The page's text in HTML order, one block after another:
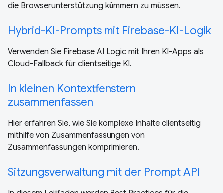
die Browserunterstützung kümmern zu müssen.
Hybrid-KI-Prompts mit Firebase-KI-Logik
Verwenden Sie Firebase AI Logic mit Ihren KI-Apps als
Cloud-Fallback für clientseitige KI.
In kleinen Kontextfenstern
zusammenfassen
Hier erfahren Sie, wie Sie komplexe Inhalte clientseitig
mithilfe von Zusammenfassungen von
Zusammenfassungen komprimieren.
Sitzungsverwaltung mit der Prompt API